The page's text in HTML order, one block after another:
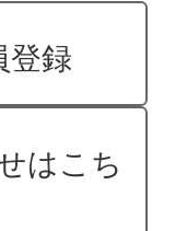
登録
はこち